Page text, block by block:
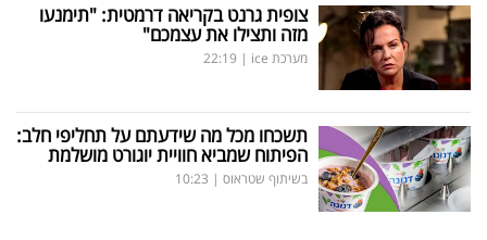
צופית גרנט בקריאה דרמטית: "תימנעו
מזה ותצילו את עצמכם"
מערכת ice |
22:19
תשכחו מכל מה שידעתם על תחליפי חלב:
הפיתוח שמביא חוויית יוגורט מושלמת
בשיתוף שטראוס |
10:23